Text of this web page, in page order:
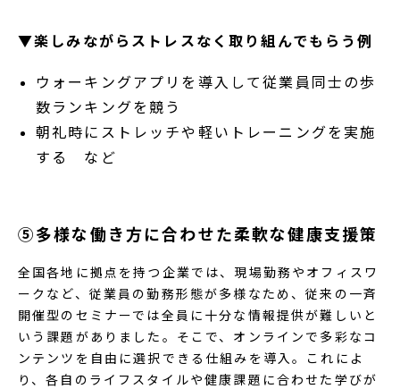
▼楽しみながらストレスなく取り組んでもらう例
ウォーキングアプリを導入して従業員同士の歩
数ランキングを競う
朝礼時にストレッチや軽いトレーニングを実施
する など
⑤多様な働き方に合わせた柔軟な健康支援策
全国各地に拠点を持つ企業では、現場勤務やオフィスワ
ークなど、従業員の勤務形態が多様なため、従来の一斉
開催型のセミナーでは全員に十分な情報提供が難しいと
いう課題がありました。そこで、オンラインで多彩なコ
ンテンツを自由に選択できる仕組みを導入。これによ
り、各自のライフスタイルや健康課題に合わせた学びが